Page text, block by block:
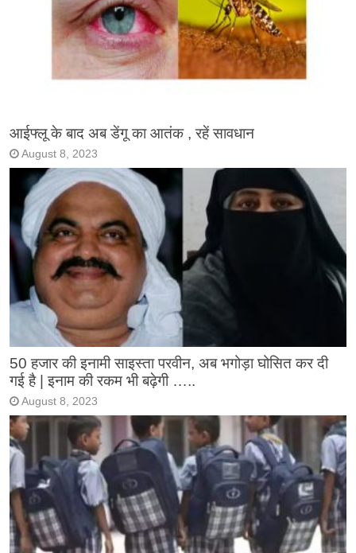
आईफ्लू के बाद अब डेंगू का आतंक , रहें सावधान
August 8, 2023
50 हजार की इनामी साइस्ता परवीन, अब भगोड़ा घोसित कर दी
गई है | इनाम की रकम भी बढ़ेगी …..
August 8, 2023